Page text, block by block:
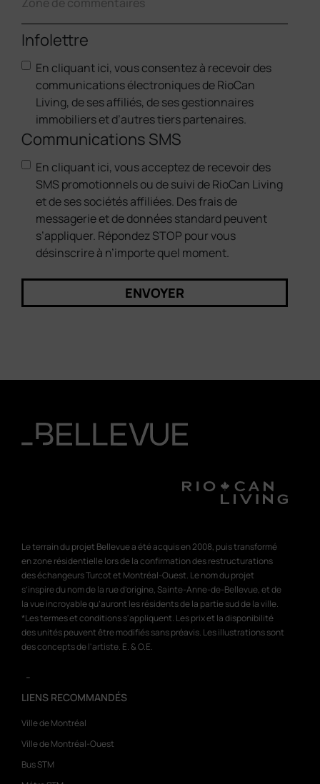
interested
in?
about
us?
commentaires
Infolettre
En cliquant ici, vous consentez à recevoir des
communications électroniques de RioCan
Living, de ses affiliés, de ses gestionnaires
immobiliers et d’autres tiers partenaires.
Communications SMS
En cliquant ici, vous acceptez de recevoir des
SMS promotionnels ou de suivi de RioCan Living
et de ses sociétés affiliées. Des frais de
messagerie et de données standard peuvent
s’appliquer. Répondez STOP pour vous
désinscrire à n’importe quel moment.
Le terrain du projet Bellevue a été acquis en 2008, puis transformé
en zone résidentielle lors de la confirmation des restructurations
des échangeurs Turcot et Montréal-Ouest. Le nom du projet
s’inspire du nom de la rue d’origine, Sainte-Anne-de-Bellevue, et de
la vue incroyable qu’auront les résidents de la partie sud de la ville.
*Les termes et conditions s'appliquent. Les prix et la disponibilité
des unités peuvent être modifiés sans préavis. Les illustrations sont
des concepts de l'artiste. E. & O.E.
-
LIENS RECOMMANDÉS
Ville de Montréal
Ville de Montréal-Ouest
Bus STM